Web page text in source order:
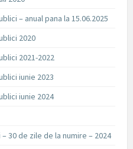
– anual pana la 15.06.2025
2020
2021-2022
iunie 2023
iunie 2024
30 de zile de la numire – 2024